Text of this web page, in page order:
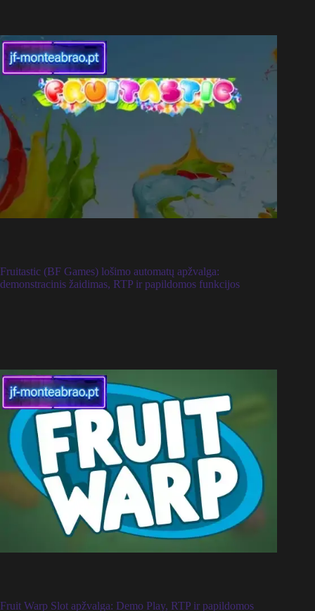
Fruitastic (BF Games) lošimo automatų apžvalga:
demonstracinis žaidimas, RTP ir papildomos funkcijos
Fruit Warp Slot apžvalga: Demo Play, RTP ir papildomos